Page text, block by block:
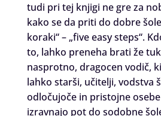
tudi pri tej knjigi ne gre za
kako se da priti do dobre
koraki“ – „five easy steps“.
to, lahko preneha brati že
nasprotno, dragocen vodič,
lahko starši, učitelji, vodstva
odločujoče in pristojne
izravnajo pot do sodobne